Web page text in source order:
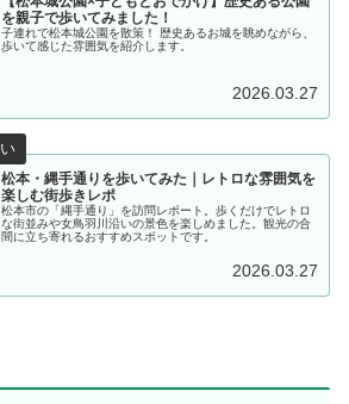
を親子で歩いてみました！
子連れで松本城公園を散策！ 歴史あるお城を眺めながら、
歩いて感じた雰囲気を紹介します。
2026.03.27
松本・縄手通りを歩いてみた｜レトロな雰囲気を
楽しむ街歩きレポ
松本市の「縄手通り」を訪問レポート。歩くだけでレトロ
な街並みや女鳥羽川沿いの景色を楽しめました。観光の合
間に立ち寄れるおすすめスポットです。
2026.03.27